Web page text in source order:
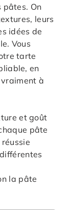
pâtes. On
leurs
idées de
Vous
tarte
en
à
et goût
pâte
la pâte